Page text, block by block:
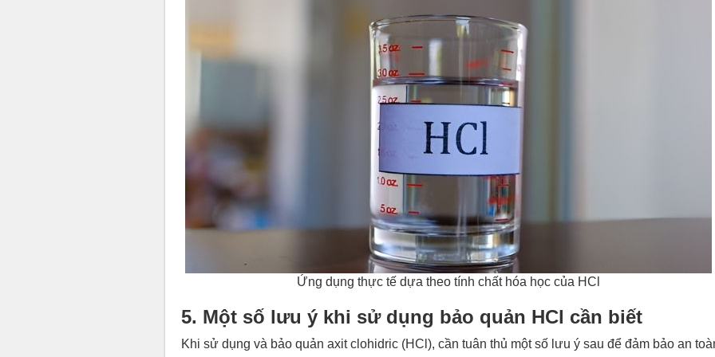
Ứng dụng thực tế dựa theo tính chất hóa học của HCl
5. Một số lưu ý khi sử dụng bảo quản HCl cần biết
Khi sử dụng và bảo quản axit clohidric (HCl), cần tuân thủ một số lưu ý sau để đảm bảo an